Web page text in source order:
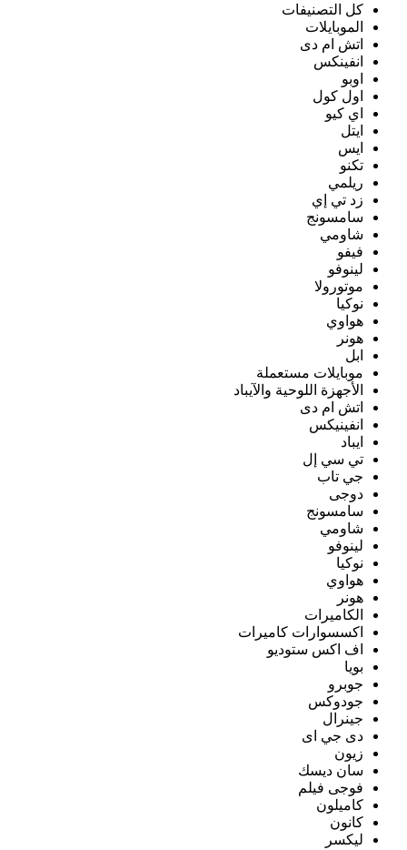
كل التصنيفات
الموبايلات
اتش ام دى
انفينكس
اوبو
اول كول
اي كيو
ايتل
ايس
تكنو
ريلمي
زد تي إي
سامسونج
شاومي
فيفو
لينوفو
موتورولا
نوكيا
هواوي
هونر
ابل
موبايلات مستعملة
الأجهزة اللوحية والآيباد
اتش ام دى
انفينيكس
ايباد
تي سي إل
جي تاب
دوجى
سامسونج
شاومي
لينوفو
نوكيا
هواوي
هونر
الكاميرات
اكسسوارات كاميرات
اف اكس ستوديو
بويا
جوبرو
جودوكس
جينرال
دى جي اى
زيون
سان ديسك
فوجى فيلم
كاميلون
كانون
ليكسر